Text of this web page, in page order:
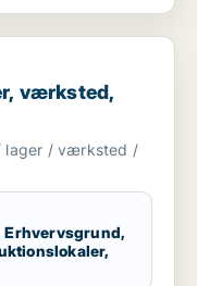
butik,
værksted,
til salg i
lager / værksted /
Erhvervsgrund,